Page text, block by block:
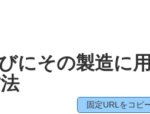
にその製造に用
固定URLをコピ